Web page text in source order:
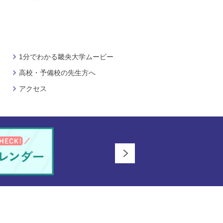
1分でわかる畿央大学ムービー
高校・予備校の先生方へ
アクセス